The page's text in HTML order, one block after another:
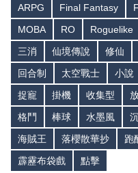
ARPG Final Fantasy
MOBA
RO Roguelike
三消
仙境傳說 修仙
回合制
太空戰士 小說
捉寵
掛機 收集型
格鬥
棒球 水墨風
海賊王
落櫻散華抄 跑
霹靂布袋戲
點擊